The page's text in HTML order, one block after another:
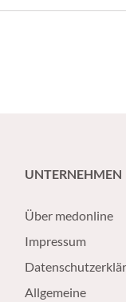
UNTERNEHMEN
Über medonline
Impressum
Allgemeine